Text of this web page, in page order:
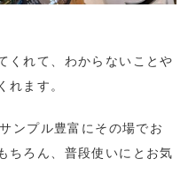
くれて、わからないことや
れます。
ンプル豊富にその場でお
ちろん、普段使いにとお気